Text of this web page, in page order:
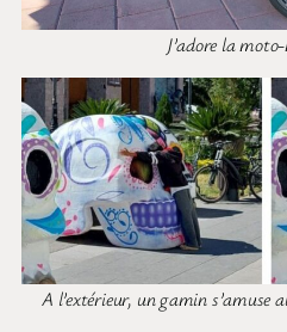
J’adore la
A l’extérieur, un gamin s’amuse